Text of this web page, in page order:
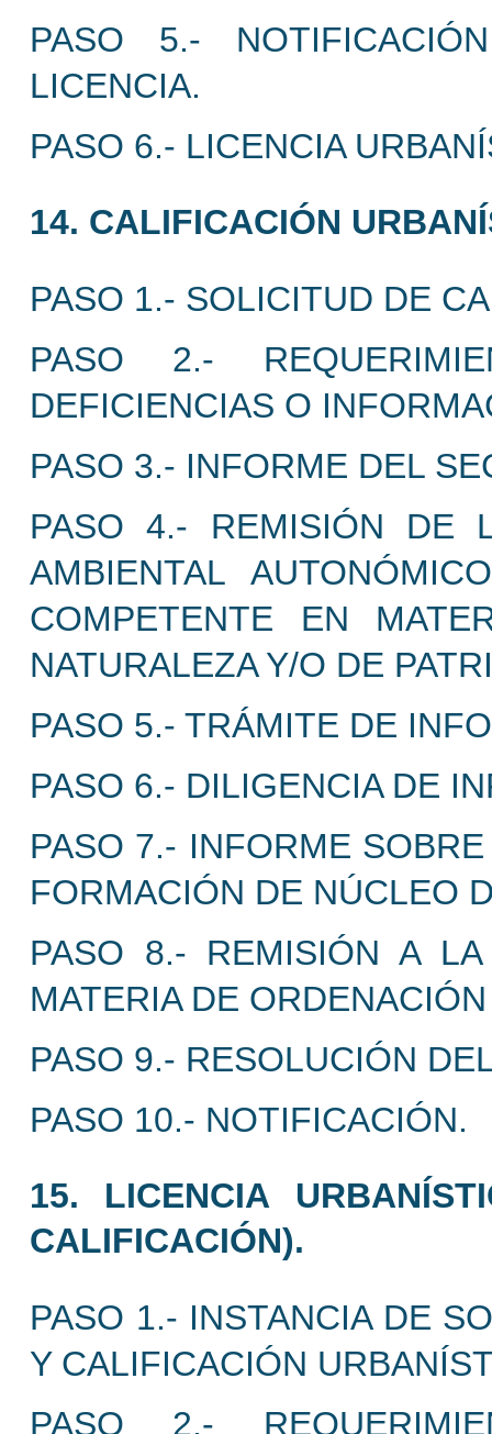
PASO 5.-
LICENCIA.
PASO 6.- LICENCIA
14. CALIFICACIÓN
PASO 1.- SOLICITUD DE
PASO 2.-
DEFICIENCIAS O
PASO 3.- INFORME DEL
PASO 4.- REMISIÓN DE
AMBIENTAL
COMPETENTE EN
NATURALEZA Y/O DE
PASO 5.- TRÁMITE DE
PASO 6.- DILIGENCIA DE
PASO 7.- INFORME
FORMACIÓN DE NÚCLEO
PASO 8.- REMISIÓN A
MATERIA DE
PASO 9.- RESOLUCIÓN
PASO 10.- NOTIFICACIÓN.
15. LICENCIA
CALIFICACIÓN).
PASO 1.- INSTANCIA DE
Y CALIFICACIÓN
PASO 2.-